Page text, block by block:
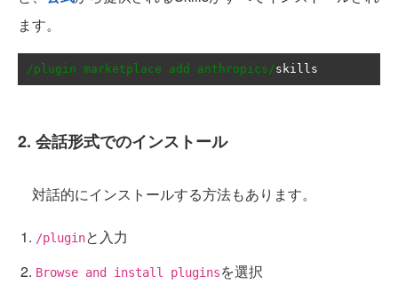
ます。
/plugin marketplace add anthropics/skills
2. 会話形式でのインストール
対話的にインストールする方法もあります。
/pluginと入力
Browse and install pluginsを選択